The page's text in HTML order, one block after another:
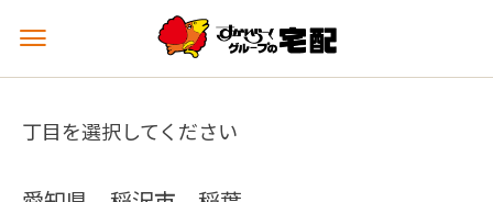
メ
ュ
を
丁目を選択してください